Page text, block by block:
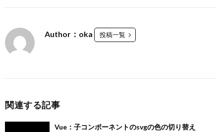
Author：oka 投稿一覧
関連する記事
Vue：子コンポーネントのsvgの色の切り替え